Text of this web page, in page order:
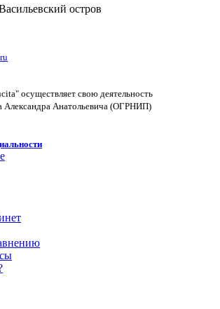
остров
осуществляет свою деятельность
Александра Анатольевича (ОГРНИП)